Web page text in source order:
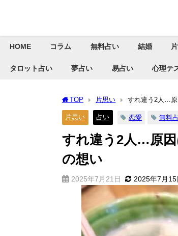
HOME コラム 無料占い 結婚
タロット占い 夢占い 易占い 心理テ
TOP 片思い すれ違う2人…原
片思い 占い 恋愛 無料
すれ違う2人…原因
の想い
2025年7月21日 2025年7月15